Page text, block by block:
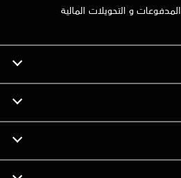
المدفوعات و التحويلات المالية